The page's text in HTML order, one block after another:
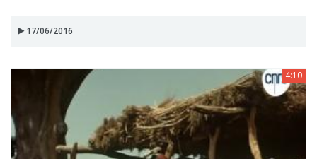
17/06/2016
4:10